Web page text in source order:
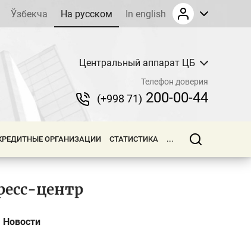
Ўзбекча На русском In english
Центральный аппарат ЦБ
Телефон доверия
(+998 71) 200-00-44
ОРГАНИЗАЦИИ СТАТИСТИКА ...
центр
Новости